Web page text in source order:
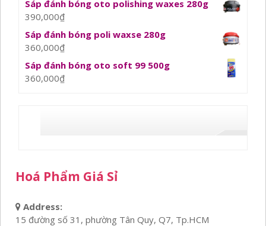
Sáp đánh bóng oto polishing waxes 280g
390,000₫
Sáp đánh bóng poli waxse 280g
360,000₫
Sáp đánh bóng oto soft 99 500g
360,000₫
Hoá Phẩm Giá Sỉ
Address:
15 đường số 31, phường Tân Quy, Q7, Tp.HCM